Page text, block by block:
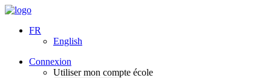
FR
English
Connexion
Utiliser mon compte école